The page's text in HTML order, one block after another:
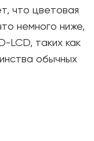
что цветовая
немного ниже,
LCD, таких как
обычных